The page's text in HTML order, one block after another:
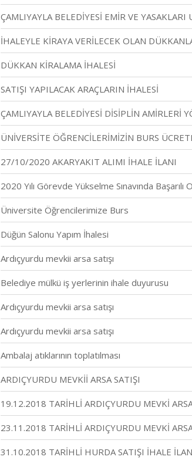
ÇAMLIYAYLA BELEDİYESİ EMİR VE
İHALEYLE KİRAYA VERİLECEK OLAN
DÜKKAN KİRALAMA İHALESİ
SATIŞI YAPILACAK ARAÇLARIN İHALESİ
ÇAMLIYAYLA BELEDİYESİ DİSİPLİN AMİRLERİ
ÜNİVERSİTE ÖĞRENCİLERİMİZİN BURS
27/10/2020 AKARYAKIT ALIMI İHALE İLANI
2020 Yılı Görevde Yükselme Sınavında Başarılı
Üniversite Öğrencilerimize Burs
Düğün Salonu Yapım İhalesi
Ardıçyurdu mevkii arsa satışı
Belediye mülkü iş yerlerinin ihale duyurusu
Ardıçyurdu mevkii arsa satışı
Ardıçyurdu mevkii arsa satışı
Ambalaj atıklarının toplatılması
ARDIÇYURDU MEVKİİ ARSA SATIŞI
19.12.2018 TARİHLİ ARDIÇYURDU MEVKİ
23.11.2018 TARİHLİ ARDIÇYURDU MEVKİ
31.10.2018 TARİHLİ HURDA SATIŞI İHALE